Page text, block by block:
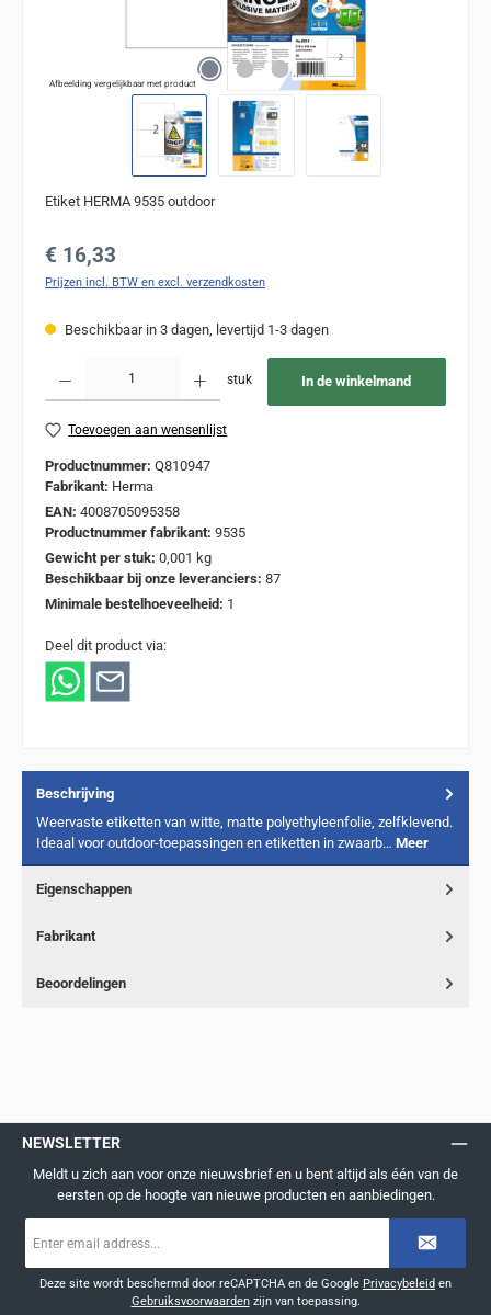
Afbeelding vergelijkbaar met product
Etiket HERMA 9535 outdoor
Normale prijs:
€ 16,33
Prijzen incl. BTW en excl. verzendkosten
Beschikbaar in 3 dagen, levertijd 1-3 dagen
stuk In de winkelmand
Toevoegen aan wensenlijst
Productnummer: Q810947
Fabrikant: Herma
EAN: 4008705095358
Productnummer fabrikant: 9535
Gewicht per stuk: 0,001 kg
Beschikbaar bij onze leveranciers: 87
Minimale bestelhoeveelheid: 1
Deel dit product via:
Beschrijving
Weervaste etiketten van witte, matte polyethyleenfolie, zelfklevend.
Ideaal voor outdoor-toepassingen en etiketten in zwaarb… Meer
Eigenschappen
Fabrikant
Beoordelingen
NEWSLETTER
Meldt u zich aan voor onze nieuwsbrief en u bent altijd als één van de
eersten op de hoogte van nieuwe producten en aanbiedingen.
mailadres
Deze site wordt beschermd door reCAPTCHA en de Google Privacybeleid en
Gebruiksvoorwaardenzijn van toepassing.